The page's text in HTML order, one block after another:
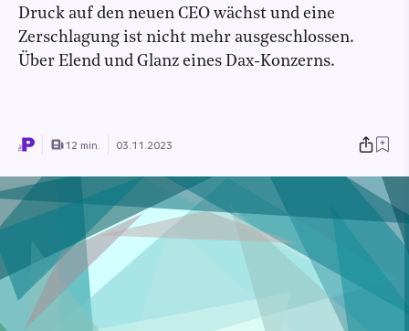
Druck auf den neuen CEO wächst und eine
Zerschlagung ist nicht mehr ausgeschlossen.
Über Elend und Glanz eines Dax-Konzerns.
12 min. 03.11.2023